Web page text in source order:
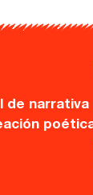
de narrativa